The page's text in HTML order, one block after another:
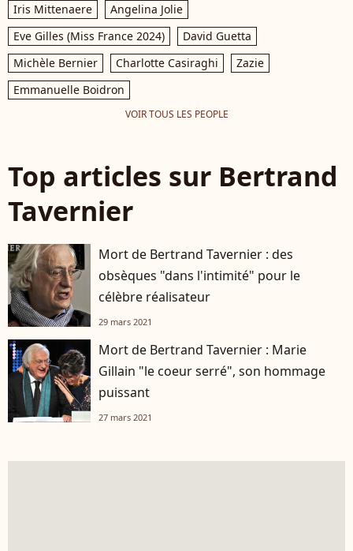
Iris Mittenaere
Angelina Jolie
Eve Gilles (Miss France 2024)
David Guetta
Michèle Bernier
Charlotte Casiraghi
Zazie
Emmanuelle Boidron
VOIR TOUS LES PEOPLE
Top articles sur Bertrand
Tavernier
Mort de Bertrand Tavernier : des
obsèques "dans l'intimité" pour le
célèbre réalisateur
29 mars 2021
Mort de Bertrand Tavernier : Marie
Gillain "le coeur serré", son hommage
puissant
27 mars 2021